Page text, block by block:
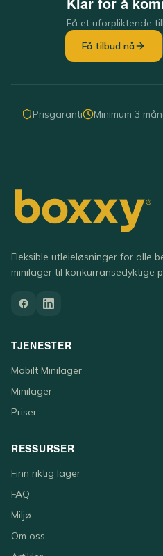
Få et uforpliktende
Få tilbud nå
Prisgaranti Minimum 3
Fleksible utleieløsninger for alle
minilager til konkurransedyktige
TJENESTER
Mobilt Minilager
Minilager
Priser
RESSURSER
Finn riktig lager
FAQ
Miljø
Om oss